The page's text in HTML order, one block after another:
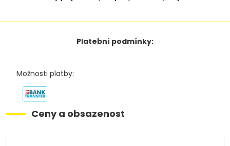
Platební podmínky:
Možnosti platby:
Ceny a obsazenost